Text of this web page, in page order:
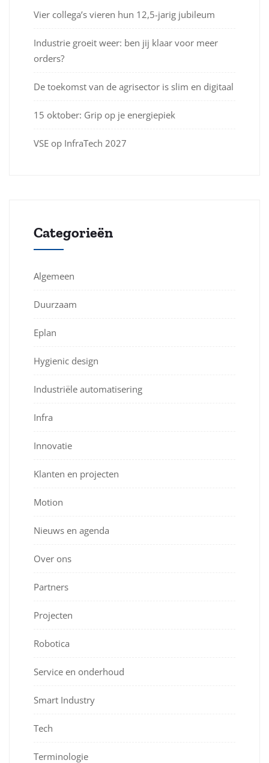
Vier collega’s vieren hun 12,5-jarig jubileum
Industrie groeit weer: ben jij klaar voor meer
orders?
De toekomst van de agrisector is slim en digitaal
15 oktober: Grip op je energiepiek
VSE op InfraTech 2027
Categorieën
Algemeen
Duurzaam
Eplan
Hygienic design
Industriële automatisering
Infra
Innovatie
Klanten en projecten
Motion
Nieuws en agenda
Over ons
Partners
Projecten
Robotica
Service en onderhoud
Smart Industry
Tech
Terminologie